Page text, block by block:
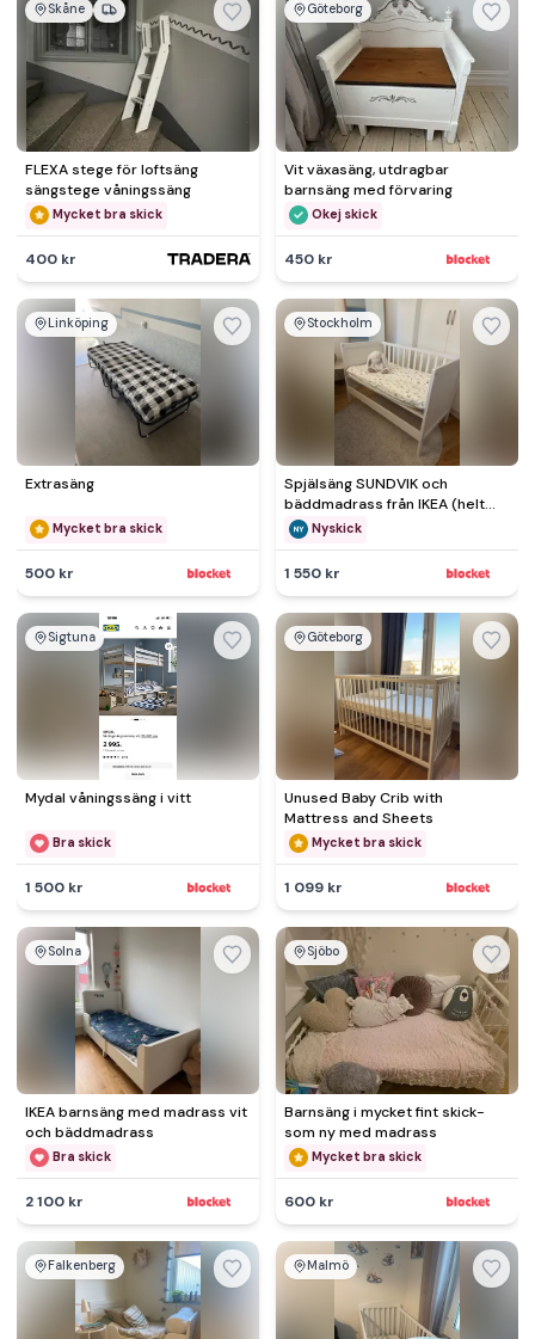
Skåne
FLEXA stege för loftsäng
sängstege våningssäng
Mycket bra skick
400 kr
Göteborg
Vit växasäng, utdragbar
barnsäng med förvaring
Okej skick
450 kr
Linköping
Extrasäng
Mycket bra skick
500 kr
Stockholm
Spjälsäng SUNDVIK och
bäddmadrass från IKEA (helt
ny!) Nyskick
1 550 kr
Sigtuna
Mydal våningssäng i vitt
Bra skick
1 500 kr
Göteborg
Unused Baby Crib with
Mattress and Sheets
Mycket bra skick
1 099 kr
Solna
IKEA barnsäng med madrass vit
och bäddmadrass
Bra skick
2 100 kr
Sjöbo
Barnsäng i mycket fint skick-
som ny med madrass
Mycket bra skick
600 kr
Falkenberg Malmö